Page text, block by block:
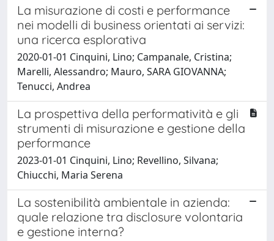
La misurazione di costi e performance
nei modelli di business orientati ai servizi:
una ricerca esplorativa
2020-01-01 Cinquini, Lino; Campanale, Cristina;
Marelli, Alessandro; Mauro, SARA GIOVANNA;
Tenucci, Andrea
La prospettiva della performatività e gli
strumenti di misurazione e gestione della
performance
2023-01-01 Cinquini, Lino; Revellino, Silvana;
Chiucchi, Maria Serena
La sostenibilità ambientale in azienda:
quale relazione tra disclosure volontaria
e gestione interna?